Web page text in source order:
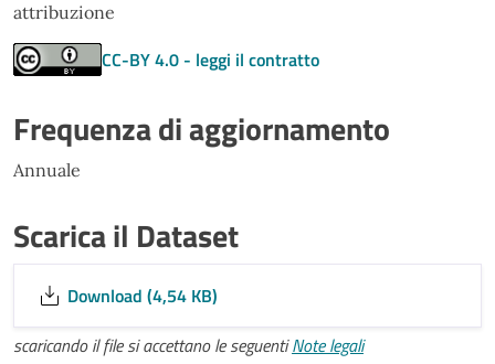
attribuzione
CC-BY 4.0 - leggi il contratto
Frequenza di aggiornamento
Annuale
Scarica il Dataset
Download (4,54 KB)
scaricando il file si accettano le seguentiNote legali